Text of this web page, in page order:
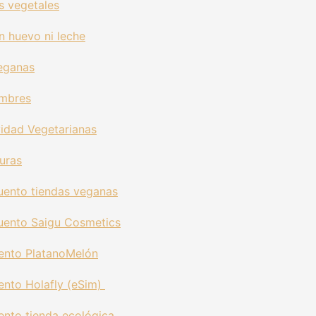
vegetales
huevo ni leche
Vegetarianas
tiendas veganas
Saigu Cosmetics
PlatanoMelón
Holafly (eSim)